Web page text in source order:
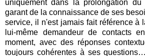
uniquement dans la prolongation
garant de la connaissance de ses
service, il n'est jamais fait référence à
lui-même demandeur de contacts
moment, avec des réponses
toujours cohérentes à ses